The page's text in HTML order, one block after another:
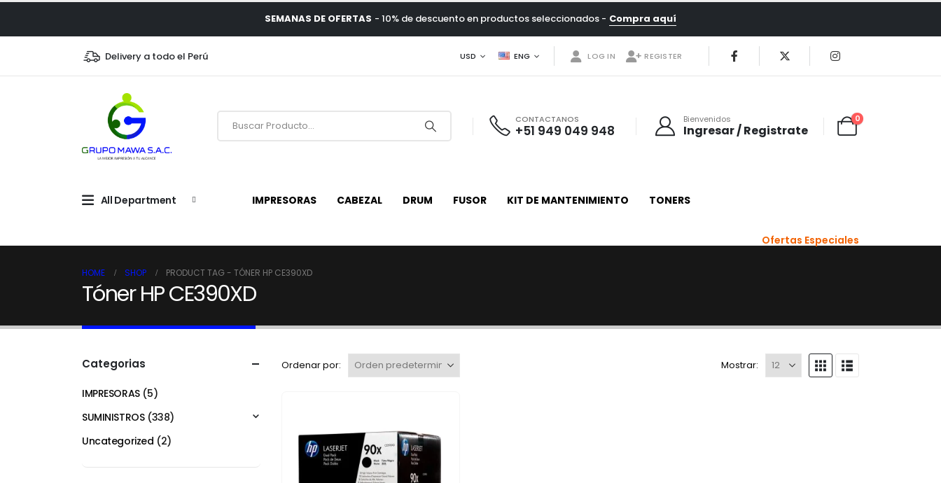
SEMANAS DE OFERTAS - 10% de descuento en productos seleccionados - Compra aquí
Delivery a todo el Perú USD ENG LOG IN REGISTER
CONTACTANOS
+51 949 049 948
Bienvenidos
Ingresar / Registrate
0
All Department IMPRESORAS CABEZAL DRUM FUSOR KIT DE MANTENIMIENTO TONERS
Ofertas Especiales
HOME SHOP PRODUCT TAG - TÓNER HP CE390XD
Tóner HP CE390XD
Ordenar por: Mostrar:
Categorias
IMPRESORAS (5)
SUMINISTROS (338)
Uncategorized (2)